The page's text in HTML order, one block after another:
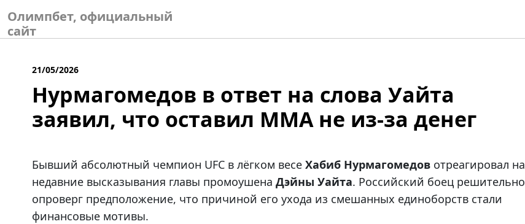
to
content
Олимпбет, официальный
сайт
21/05/2026
Нурмагомедов в ответ на слова Уайта
заявил, что оставил ММА не из-за денег
Бывший абсолютный чемпион UFC в лёгком весе Хабиб Нурмагомедов отреагировал на
недавние высказывания главы промоушена Дэйны Уайта. Российский боец решительно
опроверг предположение, что причиной его ухода из смешанных единоборств стали
финансовые мотивы.